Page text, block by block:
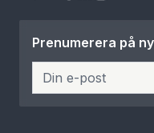
Prenumerera på